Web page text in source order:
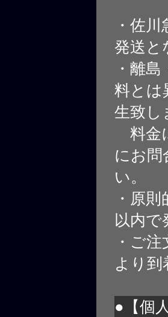
・佐
発送と
・離
料とは
生致し
料金
にお問
い。
・原
以内で
・ご
より到
●【個